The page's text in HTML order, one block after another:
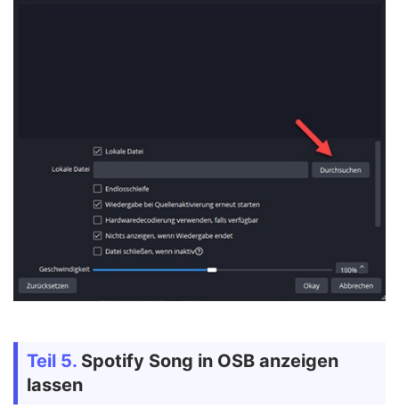
Teil 5. Spotify Song in OSB anzeigen
lassen